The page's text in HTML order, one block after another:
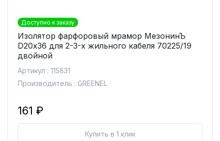
Доступно к заказу
Изолятор фарфоровый мрамор МезонинЪ
D20х36 для 2-3-х жильного кабеля 70225/19
двойной
Артикул : 115831
Производитель : GREENEL
161 ₽
Купить в 1 клик